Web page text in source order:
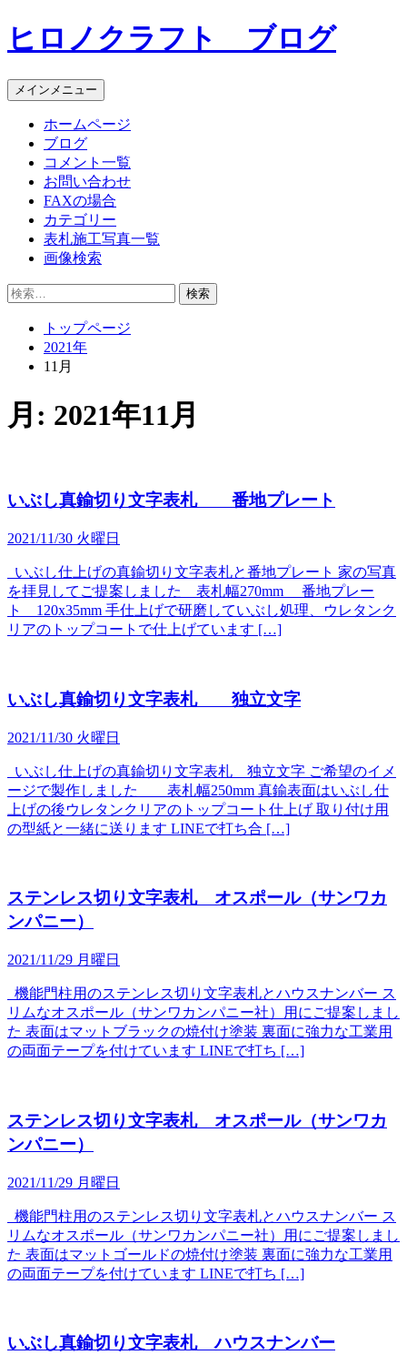
コ
ン
ン
ツ
ヒロノクラフト ブログ
メインメニュー
ホームページ
ブログ
コメント一覧
お問い合わせ
FAXの場合
カテゴリー
表札施工写真一覧
画像検索
検
トップページ
2021年
11月
月: 2021年11月
いぶし真鍮切り文字表札 番地プレート
2021/11/30 火曜日
いぶし仕上げの真鍮切り文字表札と番地プレート 家の写真
を拝見してご提案しました 表札幅270mm 番地プレー
ト 120x35mm 手仕上げで研磨していぶし処理、ウレタンク
リアのトップコートで仕上げています […]
いぶし真鍮切り文字表札 独立文字
2021/11/30 火曜日
いぶし仕上げの真鍮切り文字表札 独立文字 ご希望のイメ
ージで製作しました 表札幅250mm 真鍮表面はいぶし仕
上げの後ウレタンクリアのトップコート仕上げ 取り付け用
の型紙と一緒に送ります LINEで打ち合 […]
ステンレス切り文字表札 オスポール（サンワカ
ンパニー）
2021/11/29 月曜日
機能門柱用のステンレス切り文字表札とハウスナンバー ス
リムなオスポール（サンワカンパニー社）用にご提案しまし
た 表面はマットブラックの焼付け塗装 裏面に強力な工業用
の両面テープを付けています LINEで打ち […]
ステンレス切り文字表札 オスポール（サンワカ
ンパニー）
2021/11/29 月曜日
機能門柱用のステンレス切り文字表札とハウスナンバー ス
リムなオスポール（サンワカンパニー社）用にご提案しまし
た 表面はマットゴールドの焼付け塗装 裏面に強力な工業用
の両面テープを付けています LINEで打ち […]
いぶし真鍮切り文字表札 ハウスナンバー